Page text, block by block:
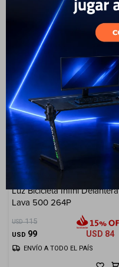
ENVÍO A TODO EL PAÍS
13
Luz Bicicleta Infini Delantera
Lava 500 264P
USD 115
USD 99 USD 84
ENVÍO A TODO EL PAÍS